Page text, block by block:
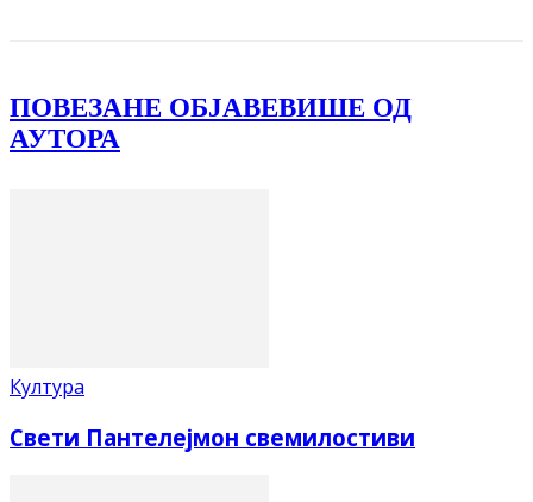
ПОВЕЗАНЕ ОБЈАВЕВИШЕ ОД
АУТОРА
Култура
Свети Пантелејмон свемилостиви